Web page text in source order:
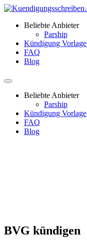
Beliebte Anbieter
Parship
Kündigung Vorlage
FAQ
Blog
Beliebte Anbieter
Parship
Kündigung Vorlage
FAQ
Blog
BVG kündigen